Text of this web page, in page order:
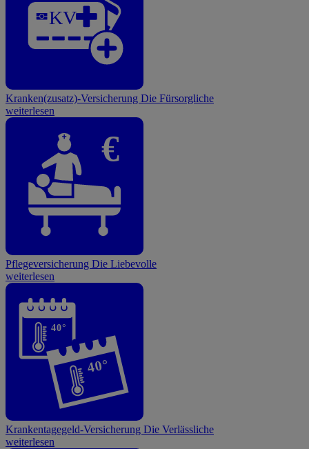
KV
Kranken(zusatz)-Versicherung Die Fürsorgliche
weiterlesen
€
Pflegeversicherung Die Liebevolle
weiterlesen
40°
40°
Krankentagegeld-Versicherung Die Verlässliche
weiterlesen